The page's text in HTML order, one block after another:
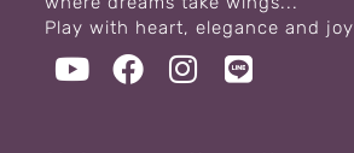
Play with heart, elegance and joy